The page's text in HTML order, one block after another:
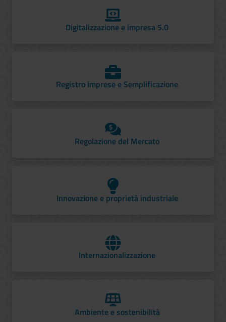
Digitalizzazione e impresa 5.0
Registro imprese e Semplificazione
Regolazione del Mercato
Innovazione e proprietà industriale
Internazionalizzazione
Ambiente e sostenibilità